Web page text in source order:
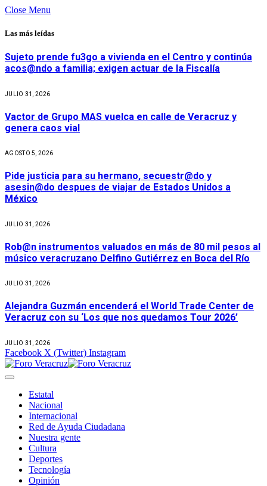
Close Menu
Las más leídas
Sujeto prende fu3go a vivienda en el Centro y continúa
acos@ndo a familia; exigen actuar de la Fiscalía
JULIO 31, 2026
Vactor de Grupo MAS vuelca en calle de Veracruz y
genera caos vial
AGOSTO 5, 2026
Pide justicia para su hermano, secuestr@do y
asesin@do despues de viajar de Estados Unidos a
México
JULIO 31, 2026
Rob@n instrumentos valuados en más de 80 mil pesos al
músico veracruzano Delfino Gutiérrez en Boca del Río
JULIO 31, 2026
Alejandra Guzmán encenderá el World Trade Center de
Veracruz con su ‘Los que nos quedamos Tour 2026’
JULIO 31, 2026
Facebook X (Twitter) Instagram
Estatal
Nacional
Internacional
Red de Ayuda Ciudadana
Nuestra gente
Cultura
Deportes
Tecnología
Opinión